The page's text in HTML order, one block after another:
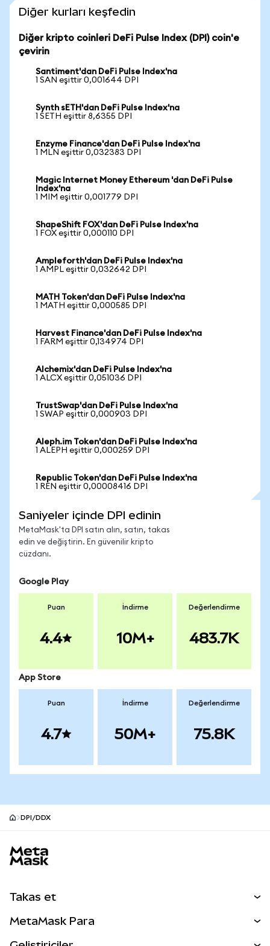
Diğer kurları keşfedin
Diğer kripto coinleri DeFi Pulse Index (DPI) coin'e
çevirin
Santiment'dan DeFi Pulse Index'na
1 SAN eşittir 0,001644 DPI
Synth sETH'dan DeFi Pulse Index'na
1 SETH eşittir 8,6355 DPI
Enzyme Finance'dan DeFi Pulse Index'na
1 MLN eşittir 0,032383 DPI
Magic Internet Money Ethereum 'dan DeFi Pulse
Index'na
1 MIM eşittir 0,001779 DPI
ShapeShift FOX'dan DeFi Pulse Index'na
1 FOX eşittir 0,000110 DPI
Ampleforth'dan DeFi Pulse Index'na
1 AMPL eşittir 0,032642 DPI
MATH Token'dan DeFi Pulse Index'na
1 MATH eşittir 0,000585 DPI
Harvest Finance'dan DeFi Pulse Index'na
1 FARM eşittir 0,134974 DPI
Alchemix'dan DeFi Pulse Index'na
1 ALCX eşittir 0,051036 DPI
TrustSwap'dan DeFi Pulse Index'na
1 SWAP eşittir 0,000903 DPI
Aleph.im Token'dan DeFi Pulse Index'na
1 ALEPH eşittir 0,000259 DPI
Republic Token'dan DeFi Pulse Index'na
1 REN eşittir 0,00008416 DPI
Saniyeler içinde DPI edinin
MetaMask'ta DPI satın alın, satın, takas
edin ve değiştirin. En güvenilir kripto
cüzdanı.
Google Play
Puan
4.4
İndirme
10M+
Değerlendirme
483.7K
App Store
Puan
4.7
İndirme
50M+
Değerlendirme
75.8K
DPI/DDX
Takas et
MetaMask Para